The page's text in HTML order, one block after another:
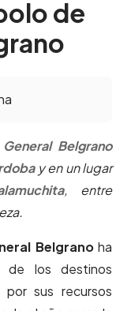
de
General Belgrano
y en un lugar
, entre
Belgranoha
de los destinos
sus recursos